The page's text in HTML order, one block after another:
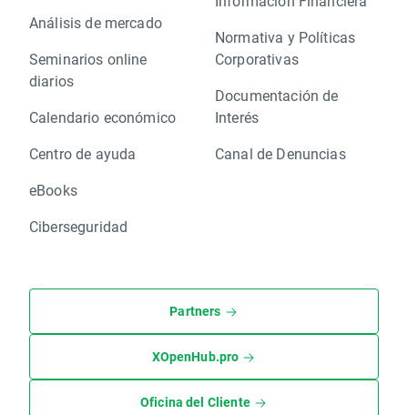
Análisis de mercado
Seminarios online
diarios
Calendario económico
Centro de ayuda
eBooks
Ciberseguridad
Normativa y Políticas
Corporativas
Documentación de
Interés
Canal de Denuncias
Partners
XOpenHub.pro
Oficina del Cliente